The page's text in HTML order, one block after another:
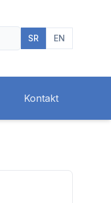
SR EN
Kontakt